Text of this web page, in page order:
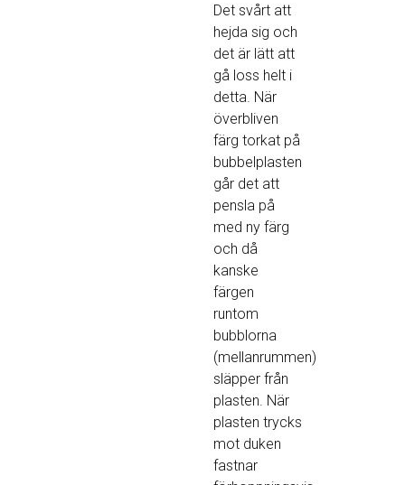
Det svårt att
hejda sig och
det är lätt att
gå loss helt i
detta. När
överbliven
färg torkat på
bubbelplasten
går det att
pensla på
med ny färg
och då
kanske
färgen
runtom
bubblorna
(mellanrummen)
släpper från
plasten. När
plasten trycks
mot duken
fastnar